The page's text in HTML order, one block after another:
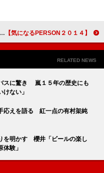
【気になるPERSON２０１４】小芝風花 ドラマ「GTO」
RELATED NEWS
スに驚き 嵐１５年の歴史にも
けない」
応えを語る 紅一点の有村架純
を明かす 櫻井「ビールの楽し
験」